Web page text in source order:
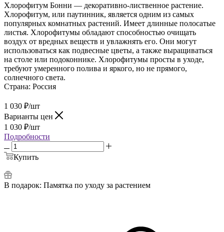
Хлорофитум Бонни — декоративно-лиственное растение.
Хлорофитум, или паутинник, является одним из самых
популярных комнатных растений. Имеет длинные полосатые
листья. Хлорофитумы обладают способностью очищать
воздух от вредных веществ и увлажнять его. Они могут
использоваться как подвесные цветы, а также выращиваться
на столе или подоконнике. Хлорофитумы просты в уходе,
требуют умеренного полива и яркого, но не прямого,
солнечного света.
Страна: Россия
1 030 ₽/шт
Варианты цен
1 030 ₽/шт
Подробности
Купить
В подарок: Памятка по уходу за растением